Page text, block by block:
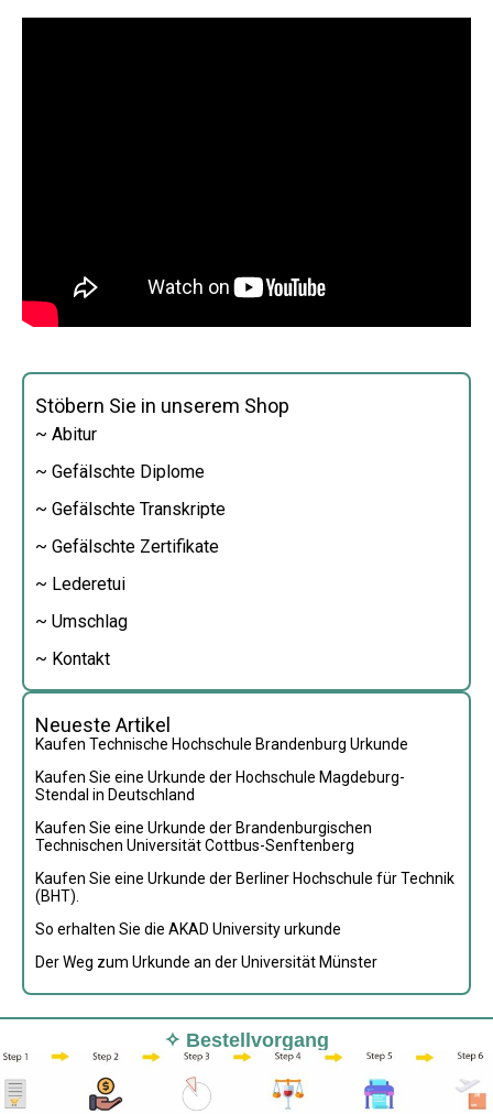
Stöbern Sie in unserem Shop
~ Abitur
~ Gefälschte Diplome
~ Gefälschte Transkripte
~ Gefälschte Zertifikate
~ Lederetui
~ Umschlag
~ Kontakt
Neueste Artikel
Kaufen Technische Hochschule Brandenburg Urkunde
Kaufen Sie eine Urkunde der Hochschule Magdeburg-
Stendal in Deutschland
Kaufen Sie eine Urkunde der Brandenburgischen
Technischen Universität Cottbus-Senftenberg
Kaufen Sie eine Urkunde der Berliner Hochschule für Technik
(BHT).
So erhalten Sie die AKAD University urkunde
Der Weg zum Urkunde an der Universität Münster
✧ Bestellvorgang